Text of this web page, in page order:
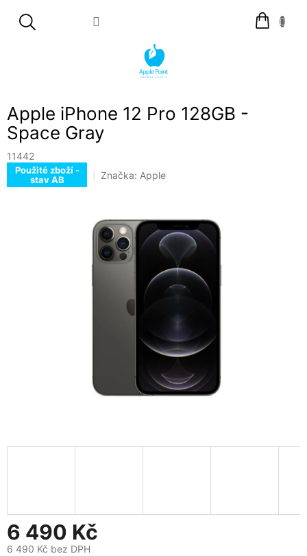
Nákupní
košík
Apple iPhone 12 Pro 128GB -
Space Gray
11442
Použité zboží -
stav AB
Značka: Apple
6 490 Kč
6 490 Kč bez DPH